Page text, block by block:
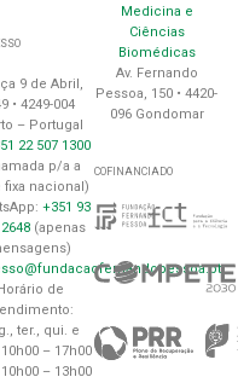
9 de Abril,
• 4249-004
– Portugal
22 507 1300
p/a a
fixa nacional)
+351 93
(apenas
Horário de
ter., qui. e
– 17h00
– 13h00
Medicina e
Ciências
Biomédicas
Av. Fernando
Pessoa, 150 • 4420-
096 Gondomar
COFINANCIADO